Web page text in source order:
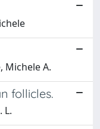
Michele A.
follicles.
L.